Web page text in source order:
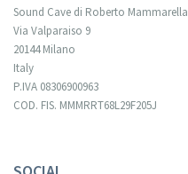
Sound Cave di Roberto Mammarella
Via Valparaiso 9
20144 Milano
Italy
P.IVA 08306900963
COD. FIS. MMMRRT68L29F205J